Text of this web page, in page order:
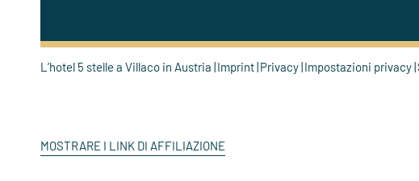
L’hotel 5 stelle a Villaco in Austria Imprint Privacy Impostazioni privacy
MOSTRARE I LINK DI AFFILIAZIONE